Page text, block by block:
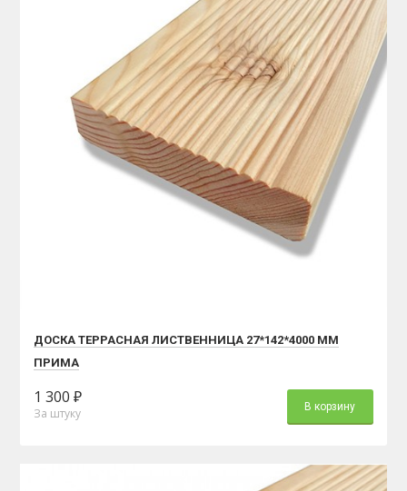
ДОСКА ТЕРРАСНАЯ ЛИСТВЕННИЦА 27*142*4000 ММ
ПРИМА
1 300 ₽
За штуку В корзину